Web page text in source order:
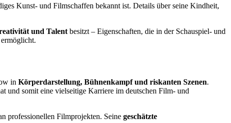
Kunst- und Filmschaffen bekannt ist. Details über seine Kindheit,
und Talent besitzt – Eigenschaften, die in der Schauspiel- und
in Körperdarstellung, Bühnenkampf und riskanten Szenen.
und somit eine vielseitige Karriere im deutschen Film- und
professionellen Filmprojekten. Seine geschätzte